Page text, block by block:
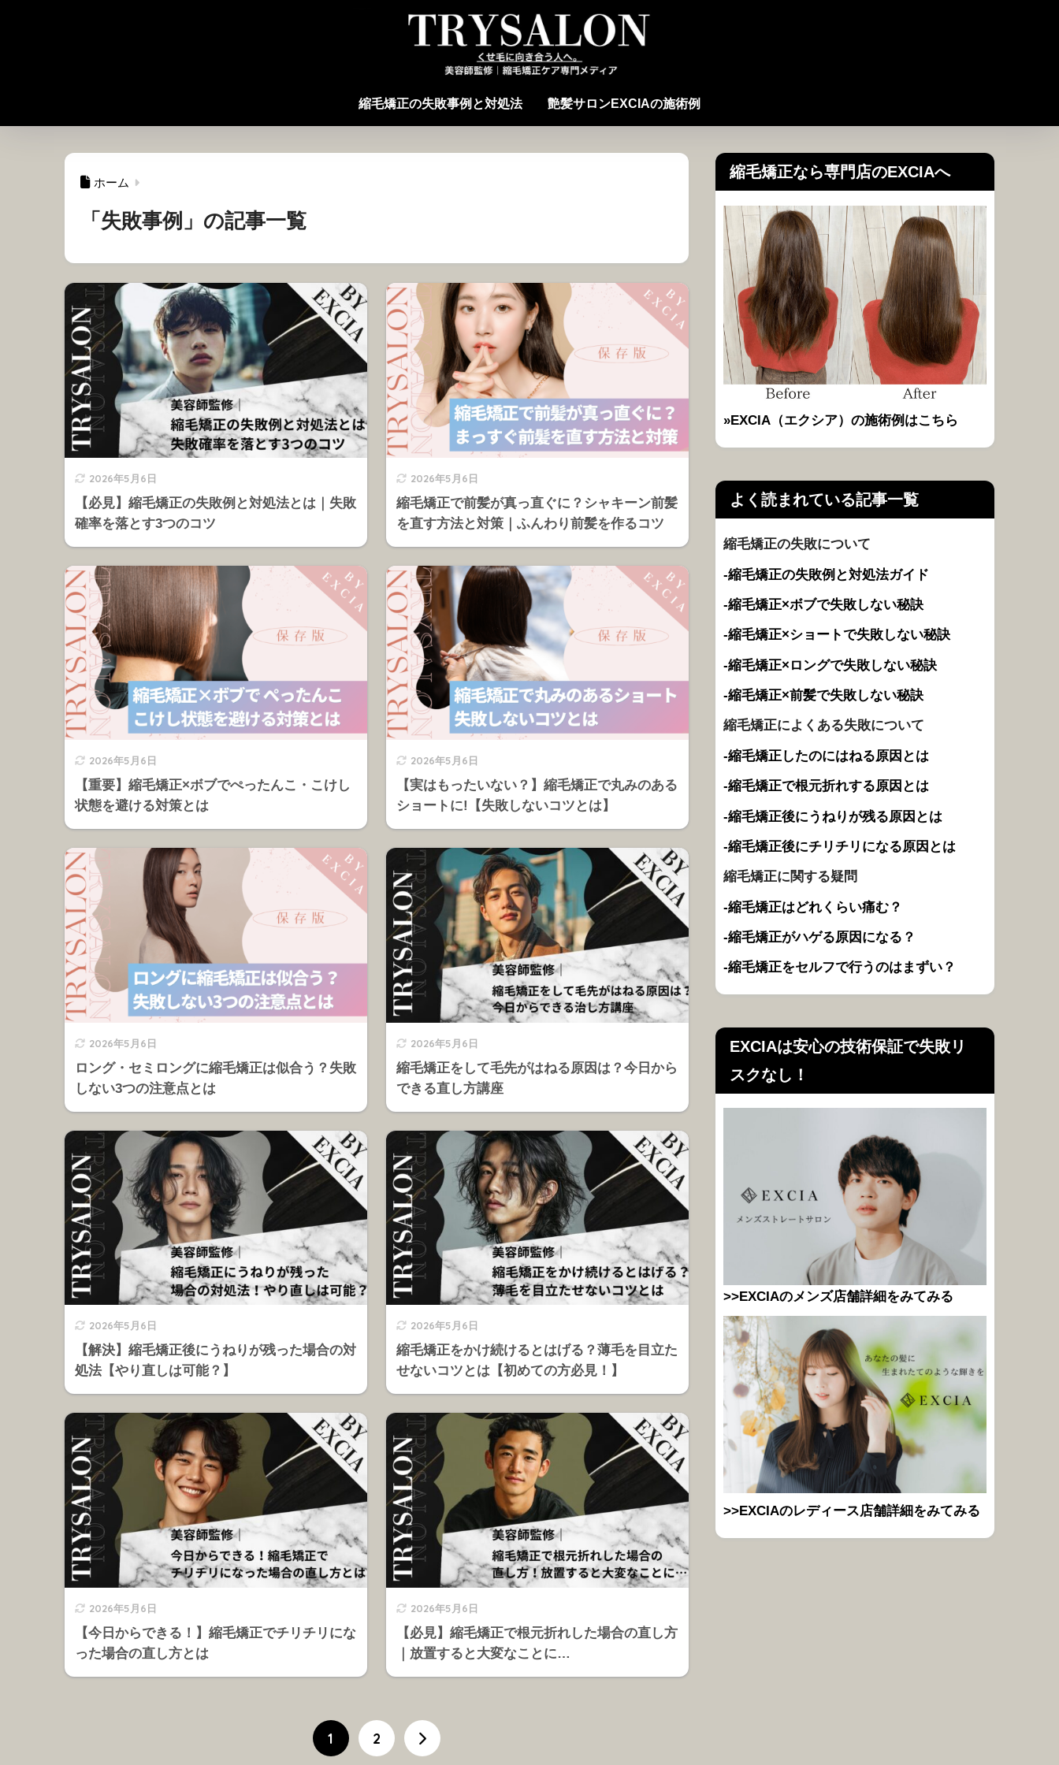
縮毛矯正の失敗事例と対処法 艶髪サロンEXCIAの施術例
ホーム
「失敗事例」の記事一覧
2026年5月6日
【必見】縮毛矯正の失敗例と対処法とは｜失敗
確率を落とす3つのコツ
2026年5月6日
縮毛矯正で前髪が真っ直ぐに？シャキーン前髪
を直す方法と対策｜ふんわり前髪を作るコツ
2026年5月6日
【重要】縮毛矯正×ボブでぺったんこ・こけし
状態を避ける対策とは
2026年5月6日
【実はもったいない？】縮毛矯正で丸みのある
ショートに!【失敗しないコツとは】
2026年5月6日
ロング・セミロングに縮毛矯正は似合う？失敗
しない3つの注意点とは
2026年5月6日
縮毛矯正をして毛先がはねる原因は？今日から
できる直し方講座
2026年5月6日
【解決】縮毛矯正後にうねりが残った場合の対
処法【やり直しは可能？】
2026年5月6日
縮毛矯正をかけ続けるとはげる？薄毛を目立た
せないコツとは【初めての方必見！】
2026年5月6日
【今日からできる！】縮毛矯正でチリチリにな
った場合の直し方とは
2026年5月6日
【必見】縮毛矯正で根元折れした場合の直し方
｜放置すると大変なことに…
1 2
縮毛矯正なら専門店のEXCIAへ
»EXCIA（エクシア）の施術例はこちら
よく読まれている記事一覧
縮毛矯正の失敗について
-縮毛矯正の失敗例と対処法ガイド
-縮毛矯正×ボブで失敗しない秘訣
-縮毛矯正×ショートで失敗しない秘訣
-縮毛矯正×ロングで失敗しない秘訣
-縮毛矯正×前髪で失敗しない秘訣
縮毛矯正によくある失敗について
-縮毛矯正したのにはねる原因とは
-縮毛矯正で根元折れする原因とは
-縮毛矯正後にうねりが残る原因とは
-縮毛矯正後にチリチリになる原因とは
縮毛矯正に関する疑問
-縮毛矯正はどれくらい痛む？
-縮毛矯正がハゲる原因になる？
-縮毛矯正をセルフで行うのはまずい？
EXCIAは安心の技術保証で失敗リ
スクなし！
>>EXCIAのメンズ店舗詳細をみてみる
>>EXCIAのレディース店舗詳細をみてみる